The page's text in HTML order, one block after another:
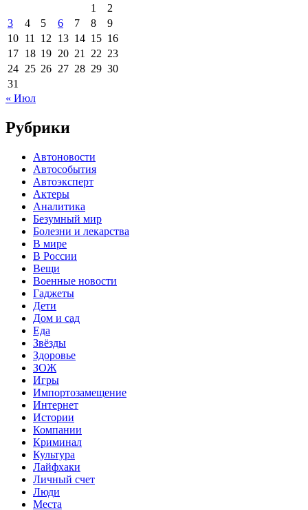
1
2
3
4 5 6 7 8
9
10 11 12 13 14 15 16
17 18 19 20 21 22 23
24 25 26 27 28 29 30
31
« Июл
Рубрики
Автоновости
Автособытия
Автоэксперт
Актеры
Аналитика
Безумный мир
Болезни и лекарства
В мире
В России
Вещи
Военные новости
Гаджеты
Дети
Дом и сад
Еда
Звёзды
Здоровье
ЗОЖ
Игры
Импортозамещение
Интернет
Истории
Компании
Криминал
Культура
Лайфхаки
Личный счет
Люди
Места